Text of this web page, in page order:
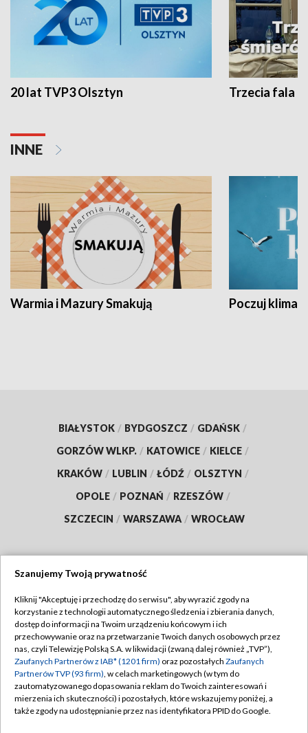
20 lat TVP3 Olsztyn Trzecia fala -
INNE
Warmia i Mazury Smakują Poczuj klimat
BIAŁYSTOK / BYDGOSZCZ / GDAŃSK /
GORZÓW WLKP. / KATOWICE / KIELCE /
KRAKÓW / LUBLIN / ŁÓDŹ / OLSZTYN /
OPOLE / POZNAŃ / RZESZÓW /
SZCZECIN / WARSZAWA / WROCŁAW
TVP
Abonament TVP
Emisja w TVP
Centrum informacji TVP
Naziemna Telewizja Cyfrowa
Regulamin TVP
Polityka prywatności
Moje zgody
Pomoc
Szanujemy Twoją prywatność
Kliknij "Akceptuję i przechodzę do serwisu", aby wyrazić zgody na
korzystanie z technologii automatycznego śledzenia i zbierania danych,
dostęp do informacji na Twoim urządzeniu końcowym i ich
przechowywanie oraz na przetwarzanie Twoich danych osobowych przez
nas, czyli Telewizję Polską S.A. w likwidacji (zwaną dalej również „TVP”),
Zaufanych Partnerów z IAB* (1201 firm) oraz pozostałych Zaufanych
Partnerów TVP (93 firm), w celach marketingowych (w tym do
zautomatyzowanego dopasowania reklam do Twoich zainteresowań i
mierzenia ich skuteczności) i pozostałych, które wskazujemy poniżej, a
także zgody na udostępnianie przez nas identyfikatora PPID do Google.